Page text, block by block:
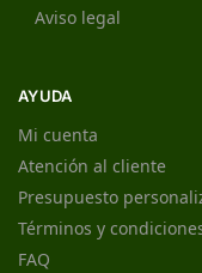
Aviso legal
AYUDA
Mi cuenta
Atención al cliente
Presupuesto
Términos y
FAQ